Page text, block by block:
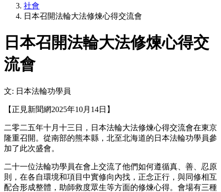
社會
日本召開法輪大法修煉心得交流會
日本召開法輪大法修煉心得交
流會
文: 日本法輪功學員
【正見新聞網2025年10月14日】
二零二五年十月十三日，日本法輪大法修煉心得交流會在東京
隆重召開。從南部的熊本縣，北至北海道的日本法輪功學員參
加了此次盛會。
二十一位法輪功學員在會上交流了他們如何遵循真、善、忍原
則，在各自環境和項目中實修向內找，正念正行，與同修相互
配合形成整體，助師救度眾生等方面的修煉心得。會場有三種